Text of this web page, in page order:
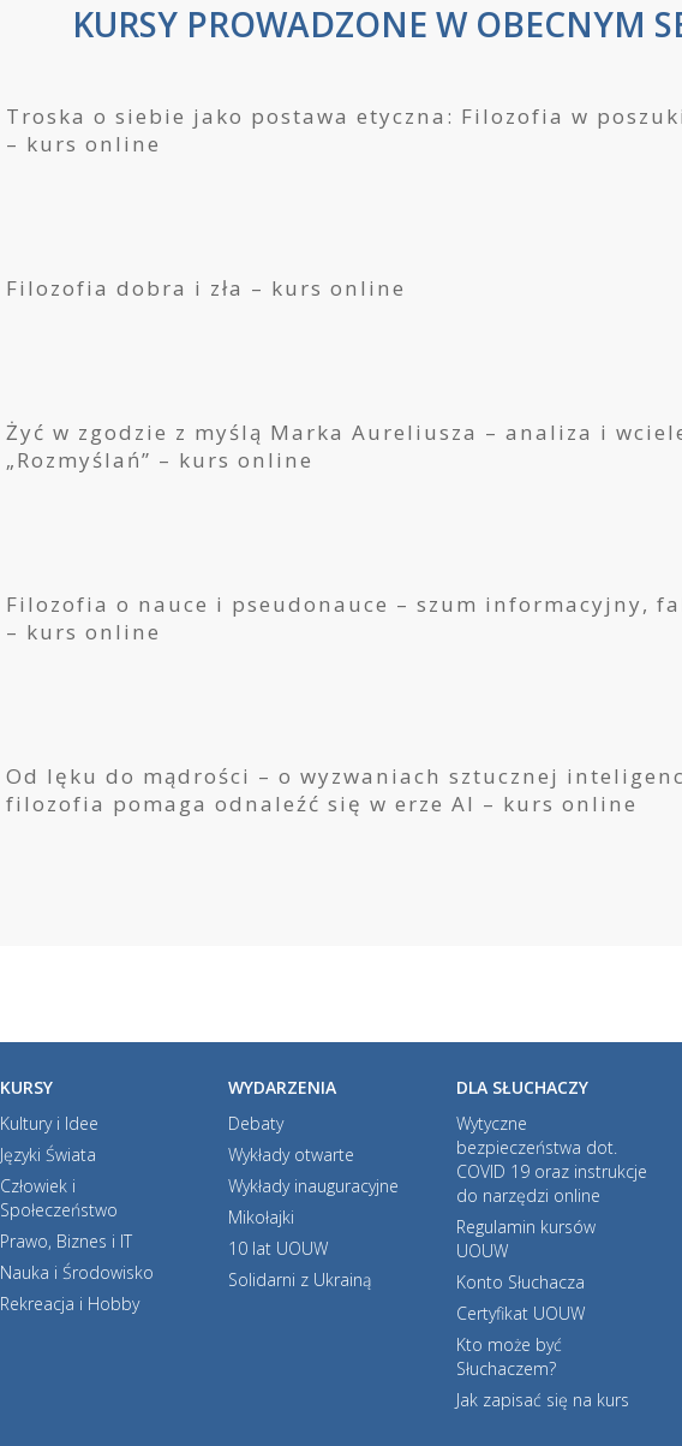
KURSY PROWADZONE W OBECNYM
Troska o siebie jako postawa etyczna: Filozofia w
– kurs online
Filozofia dobra i zła – kurs online
Żyć w zgodzie z myślą Marka Aureliusza – analiza i
„Rozmyślań” – kurs online
Filozofia o nauce i pseudonauce – szum informacyjny,
– kurs online
Od lęku do mądrości – o wyzwaniach sztucznej
filozofia pomaga odnaleźć się w erze AI – kurs online
KURSY
Kultury i Idee
Języki Świata
Człowiek i
Społeczeństwo
Prawo, Biznes i IT
Nauka i Środowisko
Rekreacja i Hobby
WYDARZENIA
Debaty
Wykłady otwarte
Wykłady inauguracyjne
Mikołajki
10 lat UOUW
Solidarni z Ukrainą
DLA SŁUCHACZY
Wytyczne
bezpieczeństwa dot.
COVID 19 oraz instrukcje
do narzędzi online
Regulamin kursów
UOUW
Konto Słuchacza
Certyfikat UOUW
Kto może być
Słuchaczem?
Jak zapisać się na kurs